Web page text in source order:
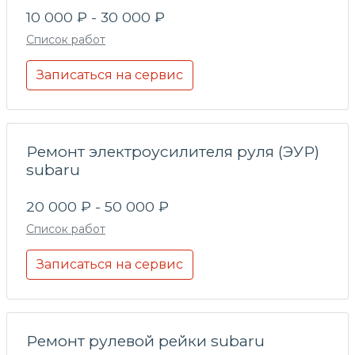
10 000 ₽ - 30 000 ₽
Список работ
Записаться на сервис
Ремонт электроусилителя руля (ЭУР)
subaru
20 000 ₽ - 50 000 ₽
Список работ
Записаться на сервис
Ремонт рулевой рейки subaru